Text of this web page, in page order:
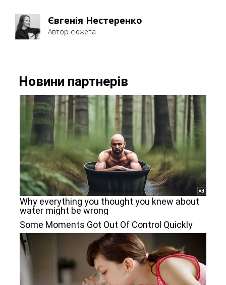
Євгенія Нестеренко
Автор сюжета